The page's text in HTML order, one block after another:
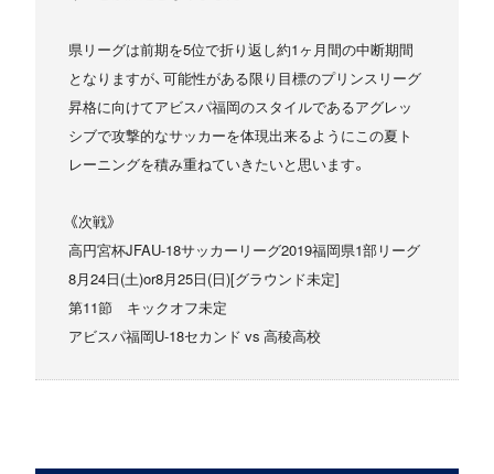
県リーグは前期を5位で折り返し約1ヶ月間の中断期間
となりますが、可能性がある限り目標のプリンスリーグ
昇格に向けてアビスパ福岡のスタイルであるアグレッ
シブで攻撃的なサッカーを体現出来るようにこの夏ト
レーニングを積み重ねていきたいと思います。
《次戦》
高円宮杯JFAU-18サッカーリーグ2019福岡県1部リーグ
8月24日(土)or8月25日(日)[グラウンド未定]
第11節 キックオフ未定
アビスパ福岡U-18セカンド vs 高稜高校